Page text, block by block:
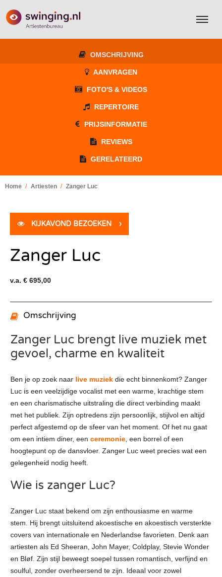
OMSCHRIJVING
AANVRAGEN
FOTO'S & VIDEOS
REPERTOIRE
PRIJSINFORMATIE
REVIEWS
GERELATEERD
Home Artiesten Zanger Luc
KIJKAVOND BEZOEKEN ›
Zanger Luc
v.a. € 695,00
Omschrijving
Zanger Luc brengt live muziek met
gevoel, charme en kwaliteit
Ben je op zoek naar live muziek die echt binnenkomt? Zanger
Luc is een veelzijdige vocalist met een warme, krachtige stem
en een charismatische uitstraling die direct verbinding maakt
met het publiek. Zijn optredens zijn persoonlijk, stijlvol en altijd
perfect afgestemd op de sfeer van het moment. Of het nu gaat
om een intiem diner, een ceremonie , een borrel of een
hoogtepunt op de dansvloer. Zanger Luc weet precies wat een
gelegenheid nodig heeft.
Wie is zanger Luc?
Zanger Luc staat bekend om zijn enthousiasme en warme
stem. Hij brengt uitsluitend akoestische en akoestisch versterkte
covers van internationale en Nederlandse favorieten. Denk aan
artiesten als Ed Sheeran, John Mayer, Coldplay, Stevie Wonder
en Bløf. Zijn stijl beweegt soepel tussen romantisch, verfijnd en
soulful, zonder overheersend te zijn. Ideaal voor zowel